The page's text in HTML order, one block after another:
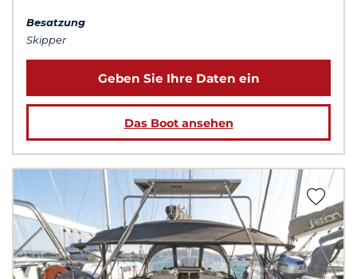
Besatzung
Skipper
Geben Sie Ihre Daten ein
Das Boot ansehen